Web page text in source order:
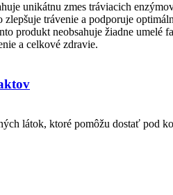
unikátnu zmes tráviacich
trávenie a podporuje
produkt neobsahuje žiadne
a celkové zdravie.
látok, ktoré pomôžu dostať pod